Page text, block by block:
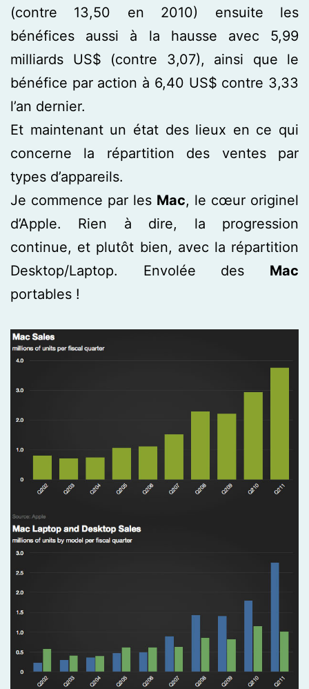
(contre 13,50 en 2010) ensuite les
bénéfices aussi à la hausse avec 5,99
milliards US$ (contre 3,07), ainsi que le
bénéfice par action à 6,40 US$ contre 3,33
l’an dernier.
Et maintenant un état des lieux en ce qui
concerne la répartition des ventes par
types d’appareils.
Je commence par les Mac, le cœur originel
d’Apple. Rien à dire, la progression
continue, et plutôt bien, avec la répartition
Desktop/Laptop. Envolée des Mac
portables !